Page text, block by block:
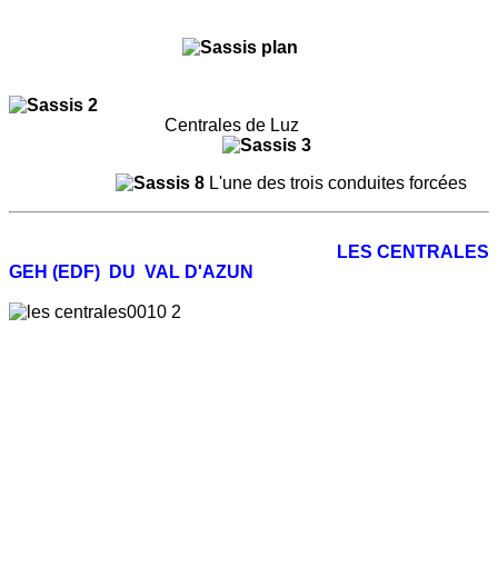
Centrales de Luz
L'une des trois conduites forcées
LES CENTRALES
GEH (EDF) DU VAL D'AZUN